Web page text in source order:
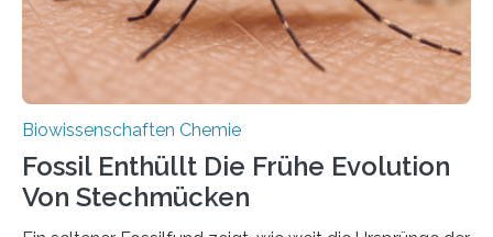
nächsten…
Biowissenschaften Chemie
Fossil Enthüllt Die Frühe Evolution
Von Stechmücken